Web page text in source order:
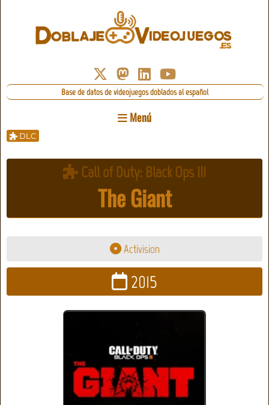
Base de datos de videojuegos doblados al español
Menú
DLC
Call of Duty: Black Ops III
The Giant
Activision
2015